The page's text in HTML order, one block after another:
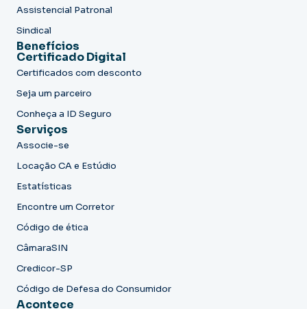
Assistencial Patronal
Sindical
Benefícios
Certificado Digital
Certificados com desconto
Seja um parceiro
Conheça a ID Seguro
Serviços
Associe-se
Locação CA e Estúdio
Estatísticas
Encontre um Corretor
Código de ética
CâmaraSIN
Credicor-SP
Código de Defesa do Consumidor
Acontece